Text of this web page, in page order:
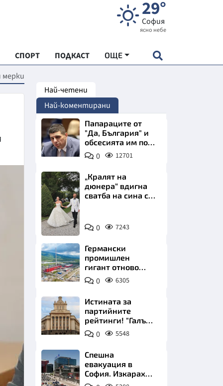
29°
София
ясно небе
СПОРТ ПОДКАСТ ОЩЕ
"ЧУДЕСАТА НА БЪЛГАРИЯ"
ХРАНА
ИКОНОМИКА
мерки
Най-четени
Най-коментирани
Папараците от
"Да, България" и
обсесията им по
Пеевски
0 12701
Снимка:
Инстаграм
„Кралят на
дюнера“ вдигна
сватба на сина си
Комо
0 7243
Германски
промишлен
гигант отново
позлатява наш
град
0 6305
Истината за
партийните
рейтинги! "Галъп"
разби митовете
0 5548
Спешна
евакуация в
София. Изкараха
хиляди на